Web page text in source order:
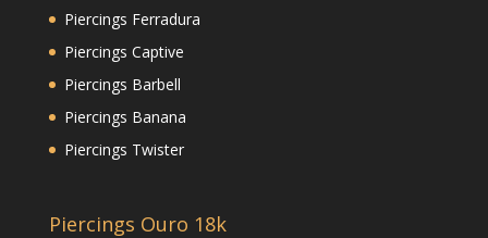
Piercings Ferradura
Piercings Captive
Piercings Barbell
Piercings Banana
Piercings Twister
Piercings Ouro 18k